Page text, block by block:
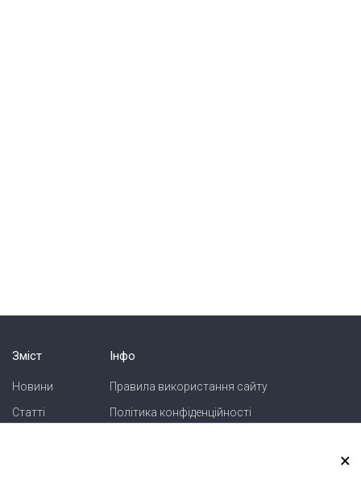
Зміст
Новини
Статті
Інфо
Правила використання сайту
Політика конфіденційності
×